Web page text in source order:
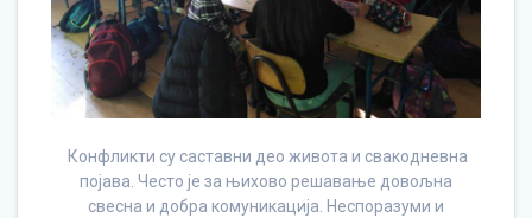
Конфликти су саставни део живота и свакодневна
појава. Често је за њихово решавање довољна
свесна и добра комуникација. Неспоразуми и